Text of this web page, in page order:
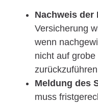
Nachweis der
Versicherung
wenn
nicht auf
Meldung des
muss